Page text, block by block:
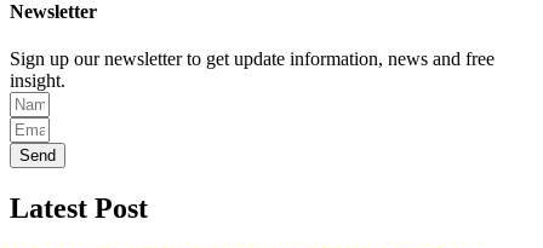
Newsletter
Sign up our newsletter to get update information, news and free
insight.
Send
Latest Post